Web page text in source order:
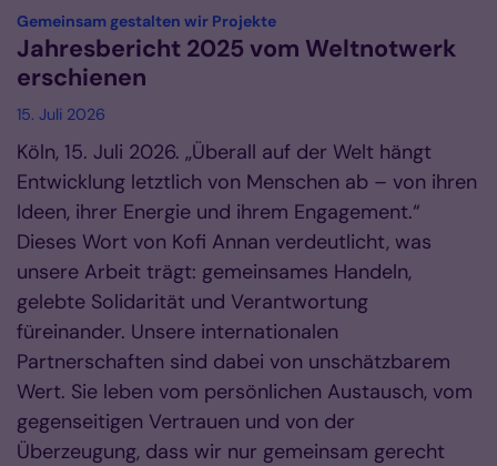
Gemeinsam gestalten wir Projekte:
Jahresbericht 2025 vom Weltnotwerk
erschienen
15. Juli 2026
Köln, 15. Juli 2026. „Überall auf der Welt hängt
Entwicklung letztlich von Menschen ab – von ihren
Ideen, ihrer Energie und ihrem Engagement.“
Dieses Wort von Kofi Annan verdeutlicht, was
unsere Arbeit trägt: gemeinsames Handeln,
gelebte Solidarität und Verantwortung
füreinander. Unsere internationalen
Partnerschaften sind dabei von unschätzbarem
Wert. Sie leben vom persönlichen Austausch, vom
gegenseitigen Vertrauen und von der
Überzeugung, dass wir nur gemeinsam gerecht